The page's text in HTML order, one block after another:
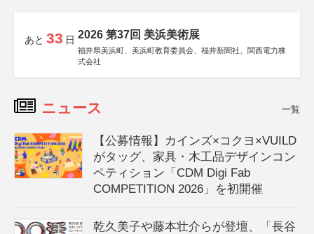
あと 33 日 2026 第37回 美浜美術展
福井県美浜町、美浜町教育委員会、福井新聞社、関西電力株
式会社
ニュース 一覧
【公募情報】カインズ×コクヨ×VUILD
がタッグ、家具・木工品デザインコン
ペティション「CDM Digi Fab
COMPETITION 2026」を初開催
乾久美子や藤本壮介らが登壇、「長谷